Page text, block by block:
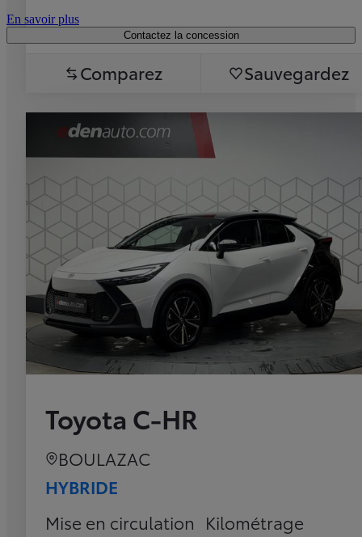
En savoir plus
Contactez la concession
Comparez Sauvegardez
Toyota C-HR
BOULAZAC
HYBRIDE
Mise en circulation Kilométrage